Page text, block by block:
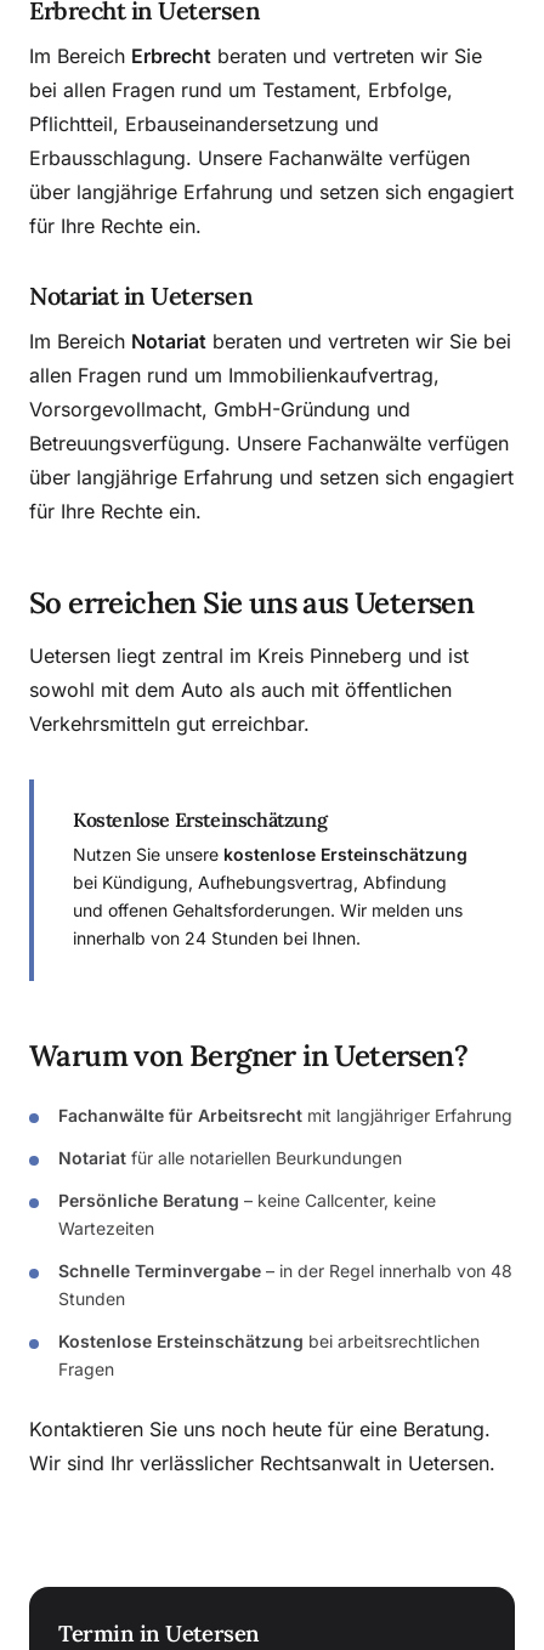
Erbrecht in Uetersen
Im Bereich Erbrecht beraten und vertreten wir Sie
bei allen Fragen rund um Testament, Erbfolge,
Pflichtteil, Erbauseinandersetzung und
Erbausschlagung. Unsere Fachanwälte verfügen
über langjährige Erfahrung und setzen sich engagiert
für Ihre Rechte ein.
Notariat in Uetersen
Im Bereich Notariat beraten und vertreten wir Sie bei
allen Fragen rund um Immobilienkaufvertrag,
Vorsorgevollmacht, GmbH-Gründung und
Betreuungsverfügung. Unsere Fachanwälte verfügen
über langjährige Erfahrung und setzen sich engagiert
für Ihre Rechte ein.
So erreichen Sie uns aus Uetersen
Uetersen liegt zentral im Kreis Pinneberg und ist
sowohl mit dem Auto als auch mit öffentlichen
Verkehrsmitteln gut erreichbar.
Kostenlose Ersteinschätzung
Nutzen Sie unsere kostenlose Ersteinschätzung
bei Kündigung, Aufhebungsvertrag, Abfindung
und offenen Gehaltsforderungen. Wir melden uns
innerhalb von 24 Stunden bei Ihnen.
Warum von Bergner in Uetersen?
Fachanwälte für Arbeitsrecht mit langjähriger Erfahrung
Notariat für alle notariellen Beurkundungen
Persönliche Beratung – keine Callcenter, keine
Wartezeiten
Schnelle Terminvergabe – in der Regel innerhalb von 48
Stunden
Kostenlose Ersteinschätzung bei arbeitsrechtlichen
Fragen
Kontaktieren Sie uns noch heute für eine Beratung.
Wir sind Ihr verlässlicher Rechtsanwalt in Uetersen.
Termin in Uetersen